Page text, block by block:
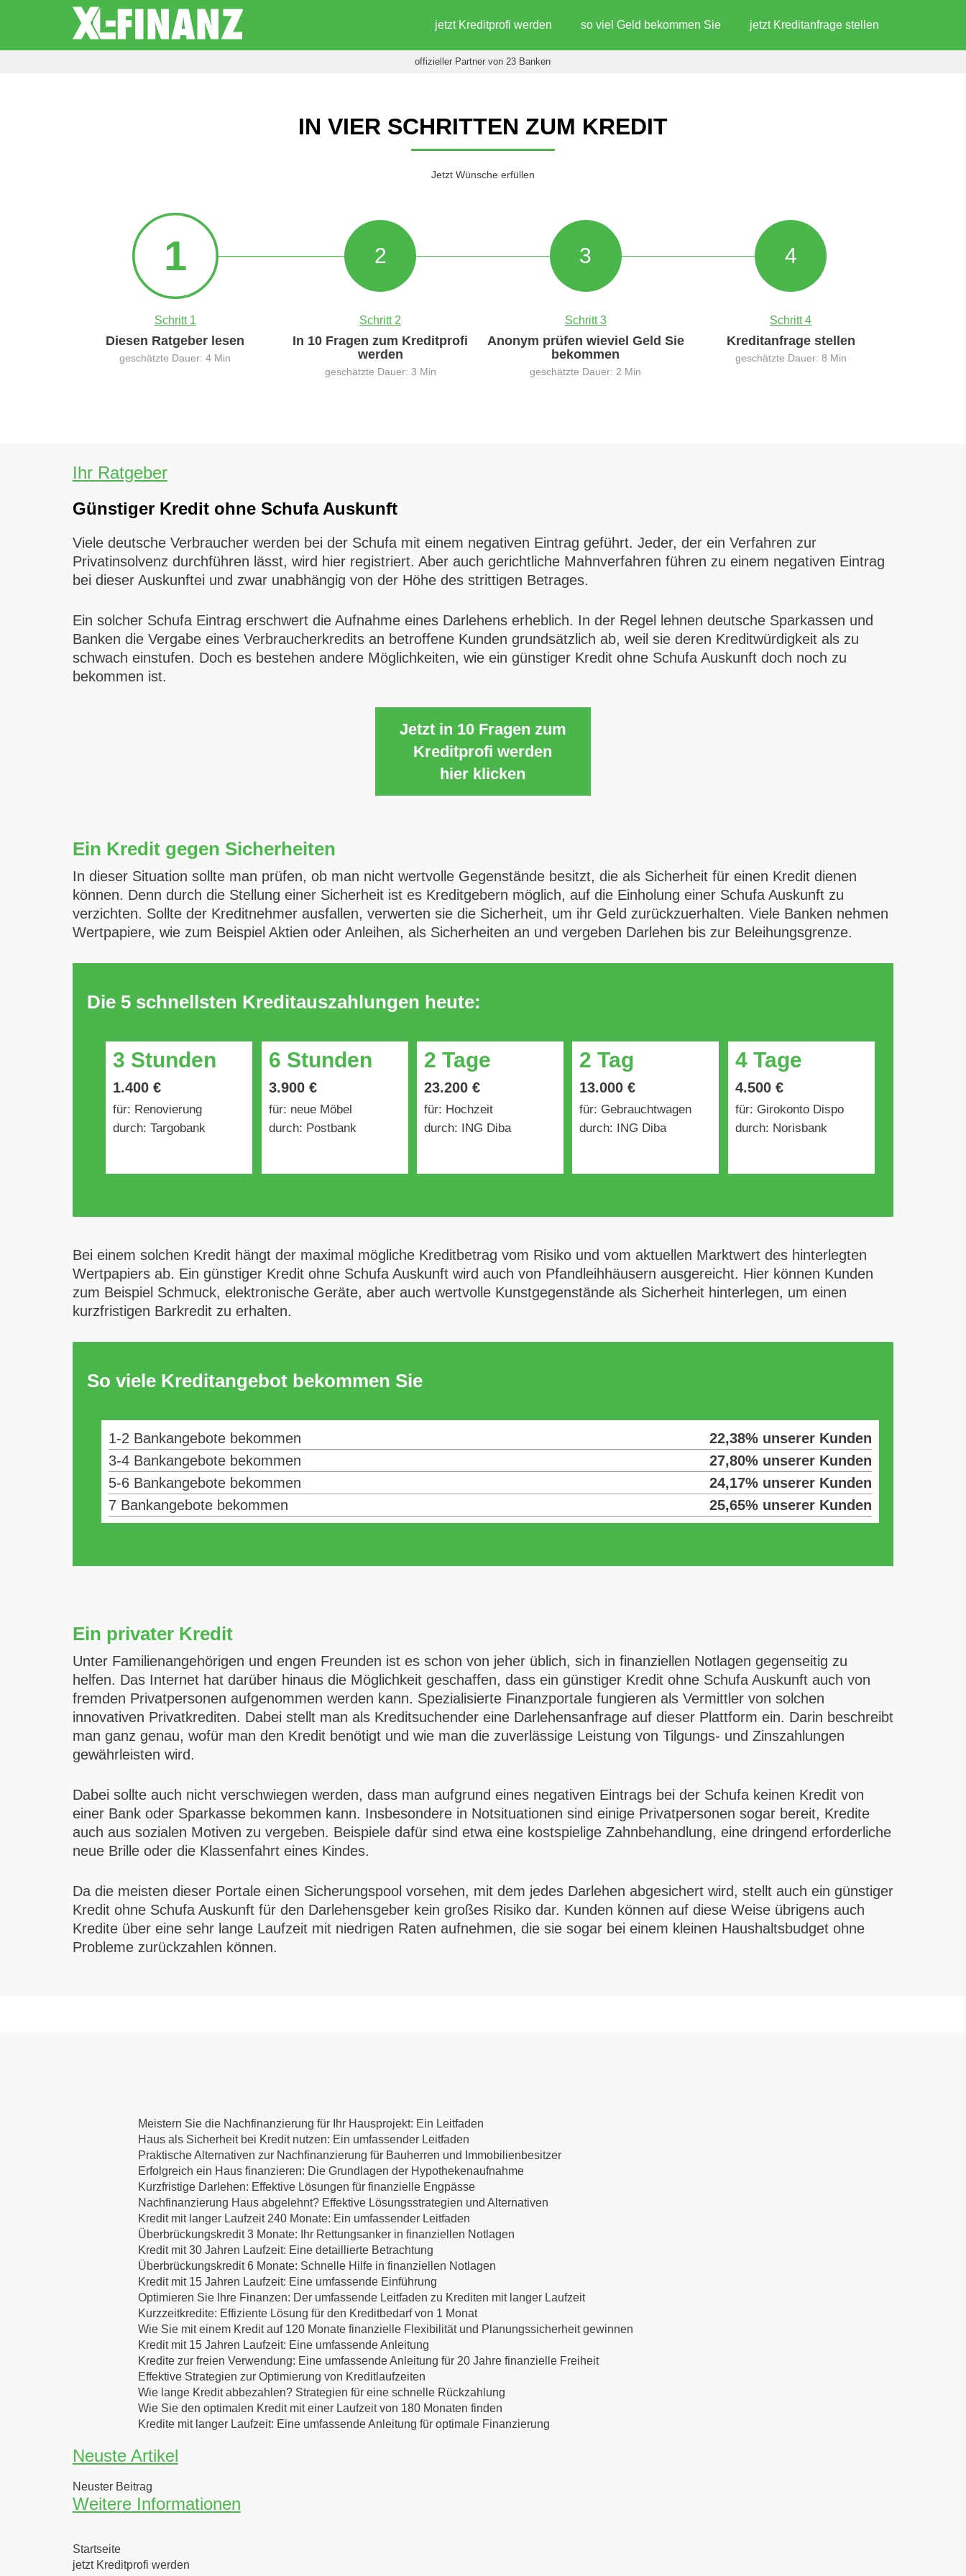
jetzt Kreditprofi werden so viel Geld bekommen Sie jetzt Kreditanfrage stellen
offizieller Partner von 23 Banken
IN VIER SCHRITTEN ZUM KREDIT
Jetzt Wünsche erfüllen
1
Schritt 1
Diesen Ratgeber lesen
geschätzte Dauer: 4 Min
2
Schritt 2
In 10 Fragen zum Kreditprofi
werden
geschätzte Dauer: 3 Min
3
Schritt 3
Anonym prüfen wieviel Geld Sie
bekommen
geschätzte Dauer: 2 Min
4
Schritt 4
Kreditanfrage stellen
geschätzte Dauer: 8 Min
Ihr Ratgeber
Günstiger Kredit ohne Schufa Auskunft
Viele deutsche Verbraucher werden bei der Schufa mit einem negativen Eintrag geführt. Jeder, der ein Verfahren zur
Privatinsolvenz durchführen lässt, wird hier registriert. Aber auch gerichtliche Mahnverfahren führen zu einem negativen Eintrag
bei dieser Auskunftei und zwar unabhängig von der Höhe des strittigen Betrages.
Ein solcher Schufa Eintrag erschwert die Aufnahme eines Darlehens erheblich. In der Regel lehnen deutsche Sparkassen und
Banken die Vergabe eines Verbraucherkredits an betroffene Kunden grundsätzlich ab, weil sie deren Kreditwürdigkeit als zu
schwach einstufen. Doch es bestehen andere Möglichkeiten, wie ein günstiger Kredit ohne Schufa Auskunft doch noch zu
bekommen ist.
Jetzt in 10 Fragen zum
Kreditprofi werden
hier klicken
Ein Kredit gegen Sicherheiten
In dieser Situation sollte man prüfen, ob man nicht wertvolle Gegenstände besitzt, die als Sicherheit für einen Kredit dienen
können. Denn durch die Stellung einer Sicherheit ist es Kreditgebern möglich, auf die Einholung einer Schufa Auskunft zu
verzichten. Sollte der Kreditnehmer ausfallen, verwerten sie die Sicherheit, um ihr Geld zurückzuerhalten. Viele Banken nehmen
Wertpapiere, wie zum Beispiel Aktien oder Anleihen, als Sicherheiten an und vergeben Darlehen bis zur Beleihungsgrenze.
Die 5 schnellsten Kreditauszahlungen heute:
3 Stunden
1.400 €
für: Renovierung
durch: Targobank
6 Stunden
3.900 €
für: neue Möbel
durch: Postbank
2 Tage
23.200 €
für: Hochzeit
durch: ING Diba
2 Tag
13.000 €
für: Gebrauchtwagen
durch: ING Diba
4 Tage
4.500 €
für: Girokonto Dispo
durch: Norisbank
Bei einem solchen Kredit hängt der maximal mögliche Kreditbetrag vom Risiko und vom aktuellen Marktwert des hinterlegten
Wertpapiers ab. Ein günstiger Kredit ohne Schufa Auskunft wird auch von Pfandleihhäusern ausgereicht. Hier können Kunden
zum Beispiel Schmuck, elektronische Geräte, aber auch wertvolle Kunstgegenstände als Sicherheit hinterlegen, um einen
kurzfristigen Barkredit zu erhalten.
So viele Kreditangebot bekommen Sie
1-2 Bankangebote bekommen
22,38% unserer Kunden
3-4 Bankangebote bekommen
27,80% unserer Kunden
5-6 Bankangebote bekommen
24,17% unserer Kunden
7 Bankangebote bekommen
25,65% unserer Kunden
Ein privater Kredit
Unter Familienangehörigen und engen Freunden ist es schon von jeher üblich, sich in finanziellen Notlagen gegenseitig zu
helfen. Das Internet hat darüber hinaus die Möglichkeit geschaffen, dass ein günstiger Kredit ohne Schufa Auskunft auch von
fremden Privatpersonen aufgenommen werden kann. Spezialisierte Finanzportale fungieren als Vermittler von solchen
innovativen Privatkrediten. Dabei stellt man als Kreditsuchender eine Darlehensanfrage auf dieser Plattform ein. Darin beschreibt
man ganz genau, wofür man den Kredit benötigt und wie man die zuverlässige Leistung von Tilgungs- und Zinszahlungen
gewährleisten wird.
Dabei sollte auch nicht verschwiegen werden, dass man aufgrund eines negativen Eintrags bei der Schufa keinen Kredit von
einer Bank oder Sparkasse bekommen kann. Insbesondere in Notsituationen sind einige Privatpersonen sogar bereit, Kredite
auch aus sozialen Motiven zu vergeben. Beispiele dafür sind etwa eine kostspielige Zahnbehandlung, eine dringend erforderliche
neue Brille oder die Klassenfahrt eines Kindes.
Da die meisten dieser Portale einen Sicherungspool vorsehen, mit dem jedes Darlehen abgesichert wird, stellt auch ein günstiger
Kredit ohne Schufa Auskunft für den Darlehensgeber kein großes Risiko dar. Kunden können auf diese Weise übrigens auch
Kredite über eine sehr lange Laufzeit mit niedrigen Raten aufnehmen, die sie sogar bei einem kleinen Haushaltsbudget ohne
Probleme zurückzahlen können.
Meistern Sie die Nachfinanzierung für Ihr Hausprojekt: Ein Leitfaden
Haus als Sicherheit bei Kredit nutzen: Ein umfassender Leitfaden
Praktische Alternativen zur Nachfinanzierung für Bauherren und Immobilienbesitzer
Erfolgreich ein Haus finanzieren: Die Grundlagen der Hypothekenaufnahme
Kurzfristige Darlehen: Effektive Lösungen für finanzielle Engpässe
Nachfinanzierung Haus abgelehnt? Effektive Lösungsstrategien und Alternativen
Kredit mit langer Laufzeit 240 Monate: Ein umfassender Leitfaden
Überbrückungskredit 3 Monate: Ihr Rettungsanker in finanziellen Notlagen
Kredit mit 30 Jahren Laufzeit: Eine detaillierte Betrachtung
Überbrückungskredit 6 Monate: Schnelle Hilfe in finanziellen Notlagen
Kredit mit 15 Jahren Laufzeit: Eine umfassende Einführung
Optimieren Sie Ihre Finanzen: Der umfassende Leitfaden zu Krediten mit langer Laufzeit
Kurzzeitkredite: Effiziente Lösung für den Kreditbedarf von 1 Monat
Wie Sie mit einem Kredit auf 120 Monate finanzielle Flexibilität und Planungssicherheit gewinnen
Kredit mit 15 Jahren Laufzeit: Eine umfassende Anleitung
Kredite zur freien Verwendung: Eine umfassende Anleitung für 20 Jahre finanzielle Freiheit
Effektive Strategien zur Optimierung von Kreditlaufzeiten
Wie lange Kredit abbezahlen? Strategien für eine schnelle Rückzahlung
Wie Sie den optimalen Kredit mit einer Laufzeit von 180 Monaten finden
Kredite mit langer Laufzeit: Eine umfassende Anleitung für optimale Finanzierung
Neuste Artikel
Neuster Beitrag
Weitere Informationen
Startseite
jetzt Kreditprofi werden